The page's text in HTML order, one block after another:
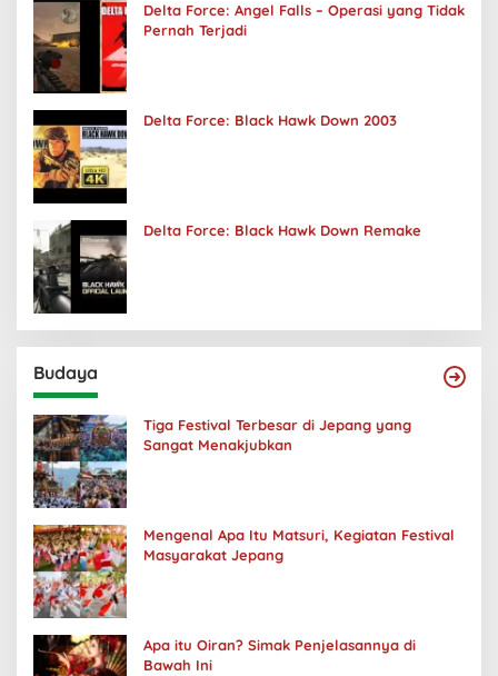
Delta Force: Angel Falls – Operasi yang Tidak
Pernah Terjadi
Delta Force: Black Hawk Down 2003
Delta Force: Black Hawk Down Remake
Budaya
Tiga Festival Terbesar di Jepang yang
Sangat Menakjubkan
Mengenal Apa Itu Matsuri, Kegiatan Festival
Masyarakat Jepang
Apa itu Oiran? Simak Penjelasannya di
Bawah Ini